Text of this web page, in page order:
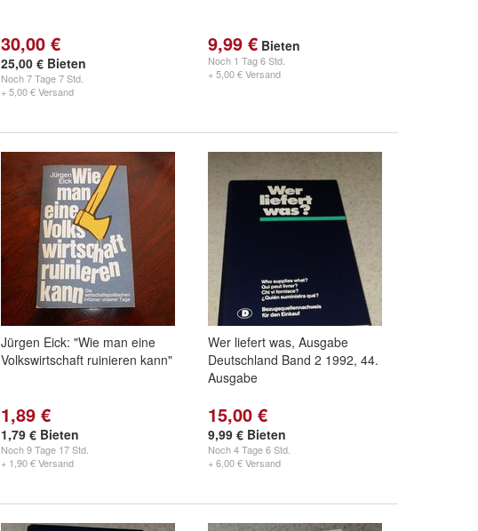
30,00 €
25,00 € Bieten
Noch7 Tage 7 Std.
+ 5,00 € Versand
9,99 € Bieten
Noch 1 Tag 6 Std.
+ 5,00 € Versand
Jürgen Eick: "Wie man eine
Volkswirtschaft ruinieren kann"
1,89 €
1,79 € Bieten
Noch9 Tage 17 Std.
+ 1,90 € Versand
Wer liefert was, Ausgabe
Deutschland Band 2 1992, 44.
Ausgabe
15,00 €
9,99 € Bieten
Noch4 Tage 6 Std.
+ 6,00 € Versand